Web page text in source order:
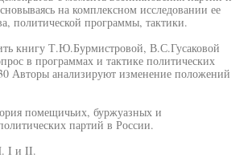
на комплексном исследовании ее
политической программы, тактики.
книгу Т.Ю.Бурмистровой, В.С.Гусаковой
в программах и тактике политических
Авторы анализируют изменение положений
помещичьих, буржуазных и
партий в России.
I и II.